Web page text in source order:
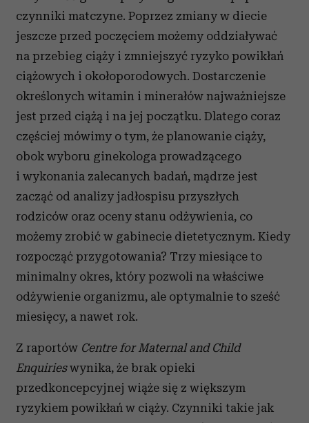
czynniki matczyne. Poprzez zmiany w diecie
jeszcze przed poczęciem możemy oddziaływać
na przebieg ciąży i zmniejszyć ryzyko powikłań
ciążowych i okołoporodowych. Dostarczenie
określonych witamin i minerałów najważniejsze
jest przed ciążą i na jej początku. Dlatego coraz
częściej mówimy o tym, że planowanie ciąży,
obok wyboru ginekologa prowadzącego
i wykonania zalecanych badań, mądrze jest
zacząć od analizy jadłospisu przyszłych
rodziców oraz oceny stanu odżywienia, co
możemy zrobić w gabinecie dietetycznym. Kiedy
rozpocząć przygotowania? Trzy miesiące to
minimalny okres, który pozwoli na właściwe
odżywienie organizmu, ale optymalnie to sześć
miesięcy, a nawet rok.
Z raportów Centre for Maternal and Child
Enquirieswynika, że brak opieki
przedkoncepcyjnej wiąże się z większym
ryzykiem powikłań w ciąży. Czynniki takie jak